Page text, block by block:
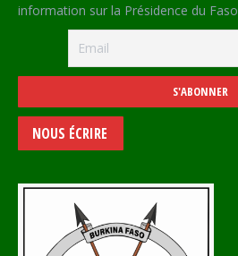
information sur la Présidence du Faso
NOUS ÉCRIRE